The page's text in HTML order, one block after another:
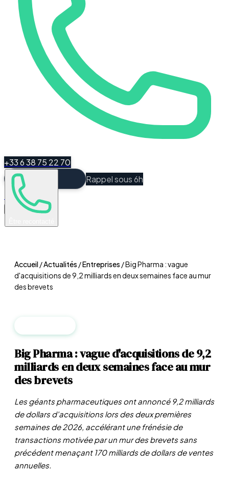
+33 6 38 75 22 70
Rappel sous 6h
Espace Client
Accueil/Actualités /Entreprises /Big Pharma : vague
d'acquisitions de 9,2 milliards en deux semaines face au mur
des brevets
Big Pharma : vague d'acquisitions de 9,2
milliards en deux semaines face au mur
des brevets
Les géants pharmaceutiques ont annoncé 9,2 milliards
de dollars d'acquisitions lors des deux premières
semaines de 2026, accélérant une frénésie de
transactions motivée par un mur des brevets sans
précédent menaçant 170 milliards de dollars de ventes
annuelles.